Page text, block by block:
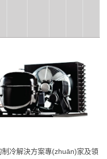
冷解決方案專(zhuān)家及領